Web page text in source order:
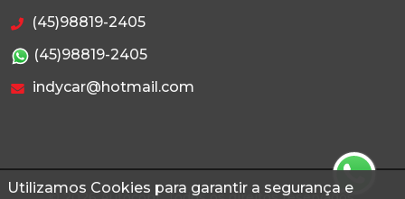
Utilizamos Cookies para garantir a segurança e
(45)98819-2405
(45)98819-2405
indycar@hotmail.com